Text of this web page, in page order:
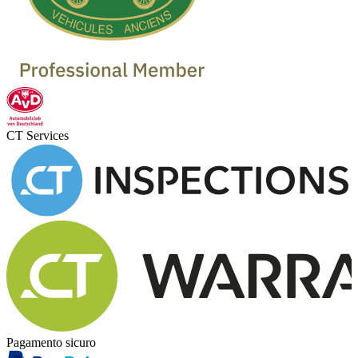
CT Services
Pagamento sicuro